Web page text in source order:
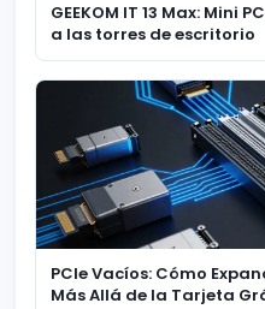
GEEKOM IT 13 Max: Mini
a las torres de escritorio
PCIe Vacíos: Cómo
Más Allá de la Tarjeta